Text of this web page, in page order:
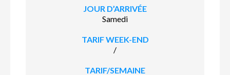
Samedi
/